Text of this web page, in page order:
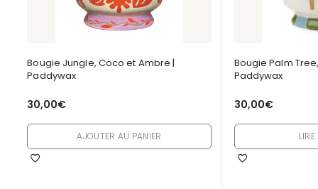
Bougie Jungle, Coco et Ambre |
Paddywax
30,00€
AJOUTER AU PANIER
Bougie Palm
Paddywax
30,00€